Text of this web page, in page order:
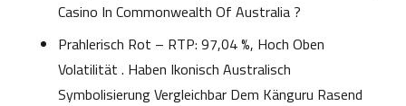
Casino In Commonwealth Of Australia ?
Prahlerisch Rot – RTP: 97,04 %, Hoch Oben
Volatilität . Haben Ikonisch Australisch
Symbolisierung Vergleichbar Dem Känguru Rasend